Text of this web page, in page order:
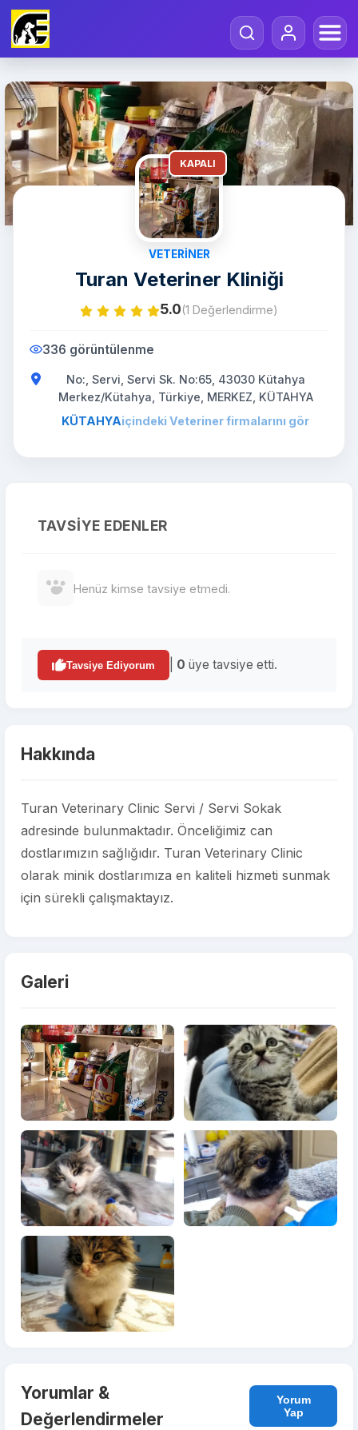
KAPALI
VETERINER
Turan Veteriner Kliniği
5.0(1 Değerlendirme)
336 görüntülenme
No:, Servi, Servi Sk. No:65, 43030 Kütahya
Merkez/Kütahya, Türkiye, MERKEZ, KÜTAHYA
KÜTAHYAiçindeki Veteriner firmalarını gör
TAVSIYE EDENLER
Henüz kimse tavsiye etmedi.
Tavsiye Ediyorum 0 üye tavsiye etti.
Hakkında
Turan Veterinary Clinic Servi / Servi Sokak
adresinde bulunmaktadır. Önceliğimiz can
dostlarımızın sağlığıdır. Turan Veterinary Clinic
olarak minik dostlarımıza en kaliteli hizmeti sunmak
için sürekli çalışmaktayız.
Galeri
Yorumlar &
Değerlendirmeler
Yorum
Yap